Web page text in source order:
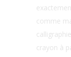
comme
crayon à